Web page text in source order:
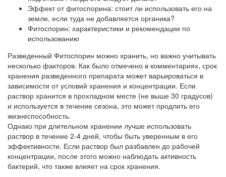
Эффект от фитоспорина: стоит ли использовать его на
земле, если туда не добавляется органика?
Фитоспорин: характеристики и рекомендации по
использованию
Разведенный Фитоспорин можно хранить, но важно учитывать
несколько факторов. Как было отмечено в комментариях, срок
хранения разведенного препарата может варьироваться в
зависимости от условий хранения и концентрации. Если
раствор хранится в прохладном месте (не выше 30 градусов)
и используется в течение сезона, это может продлить его
жизнеспособность.
Однако при длительном хранении лучше использовать
раствор в течение 2-4 дней, чтобы быть уверенным в его
эффективности. Если раствор был разбавлен до рабочей
концентрации, после этого можно наблюдать активность
бактерий, что также влияет на срок хранения.